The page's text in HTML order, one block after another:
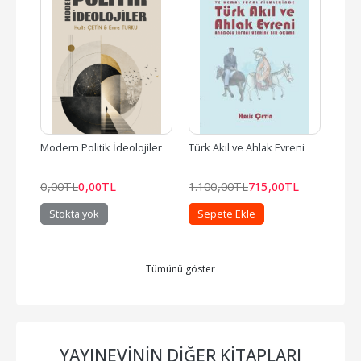
Modern Politik İdeolojiler
0,00TL0,00TL
Stokta yok
Türk Akıl ve Ahlak Evreni
1.100,00TL715,00TL
Sepete Ekle
Tümünü göster
YAYINEVININ DIĞER KITAPLARI